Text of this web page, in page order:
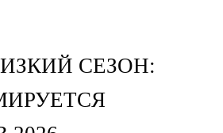
СЕЗОН: